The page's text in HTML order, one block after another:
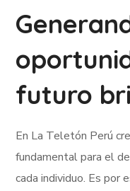
futuro
En La Teletón Perú
fundamental para el
cada individuo. Es por